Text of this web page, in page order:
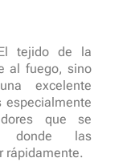
tejido de la
al fuego, sino
excelente
especialmente
que se
donde las
rápidamente.